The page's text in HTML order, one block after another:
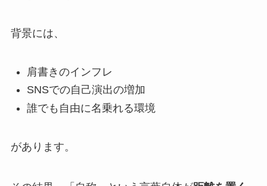
背景には、
肩書きのインフレ
SNSでの自己演出の増加
誰でも自由に名乗れる環境
があります。